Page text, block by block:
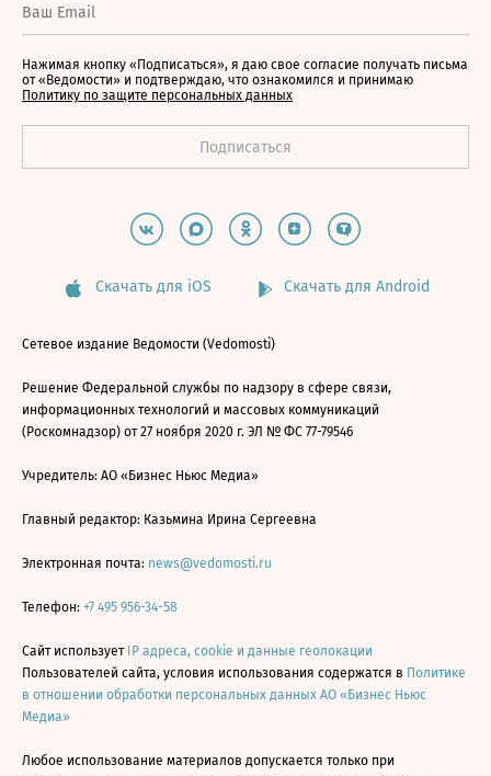
Нажимая кнопку «Подписаться», я даю свое согласие получать письма
от «Ведомости» и подтверждаю, что ознакомился и принимаю
Политику по защите персональных данных
Скачать для iOS Скачать для Android
Сетевое издание Ведомости (Vedomosti)
Решение Федеральной службы по надзору в сфере связи,
информационных технологий и массовых коммуникаций
(Роскомнадзор) от 27 ноября 2020 г. ЭЛ № ФС 77-79546
Учредитель: АО «Бизнес Ньюс Медиа»
Главный редактор: Казьмина Ирина Сергеевна
Электронная почта: news@vedomosti.ru
Телефон: +7 495 956-34-58
Сайт использует IP адреса, cookie и данные геолокации
Пользователей сайта, условия использования содержатся в Политике
в отношении обработки персональных данных АО «Бизнес Ньюс
Медиа»
Любое использование материалов допускается только при